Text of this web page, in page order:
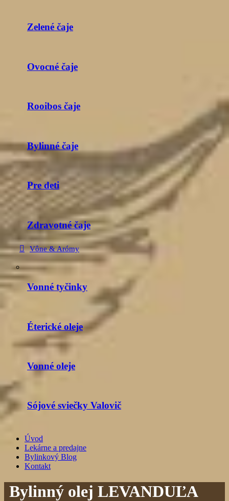
Zelené čaje
Ovocné čaje
Rooibos čaje
Bylinné čaje
Pre deti
Zdravotné čaje
Vône & Arómy
Vonné tyčinky
Éterické oleje
Vonné oleje
Sójové sviečky Valovič
Úvod
Lekárne a predajne
Bylinkový Blog
Kontakt
Bylinný olej LEVANDUĽA